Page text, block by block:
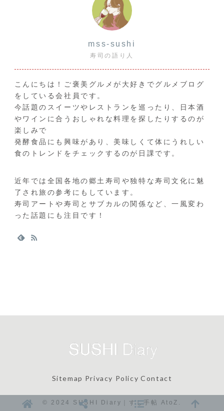
mss-sushi
寿司の語り人
こんにちは！ご褒美グルメが大好きでグルメブログ
をしている会社員です。
今話題のスイーツやレストランを巡ったり、日本酒
やワインに合うおしゃれな料理を探したりするのが
楽しみで
発酵食品にも興味があり、美味しくて体にうれしい
食のトレンドをチェックするのが日課です。
近年では全国各地の郷土寿司や独特な寿司文化に魅
了され旅の参考にもしています。
寿司アートや寿司とサブカルの関係など、一風変わ
った話題にも注目です！
Sitemap Privacy Policy Contact
© 2024 SUSHI Diary｜すし手帖 AtoZ.